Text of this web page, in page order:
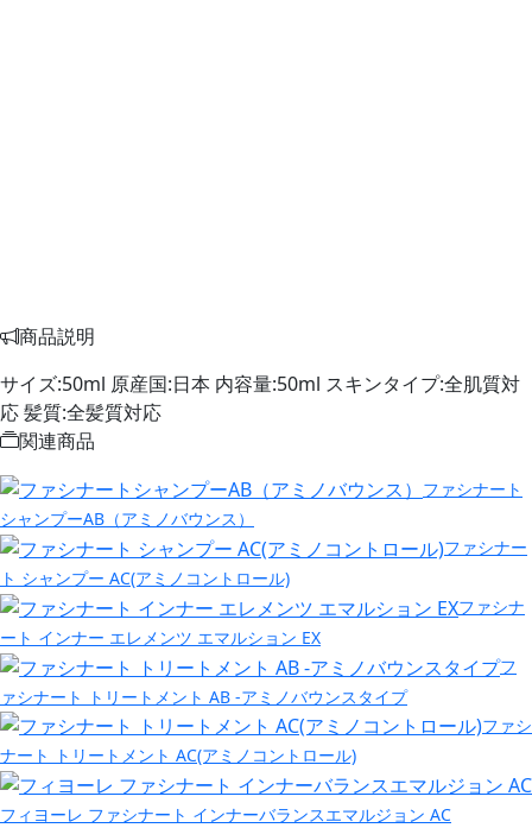
商品説明
サイズ:50ml 原産国:日本 内容量:50ml スキンタイプ:全肌質対
応 髪質:全髪質対応
関連商品
ファシナート
シャンプーAB（アミノバウンス）
ファシナー
ト シャンプー AC(アミノコントロール)
ファシナ
ート インナー エレメンツ エマルション EX
フ
ァシナート トリートメント AB -アミノバウンスタイプ
ファシ
ナート トリートメント AC(アミノコントロール)
フィヨーレ ファシナート インナーバランスエマルジョン AC